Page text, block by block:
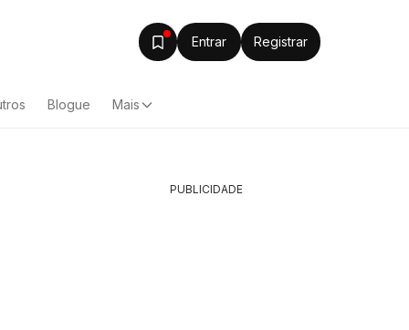
Entrar Registrar
Blogue Mais
PUBLICIDADE